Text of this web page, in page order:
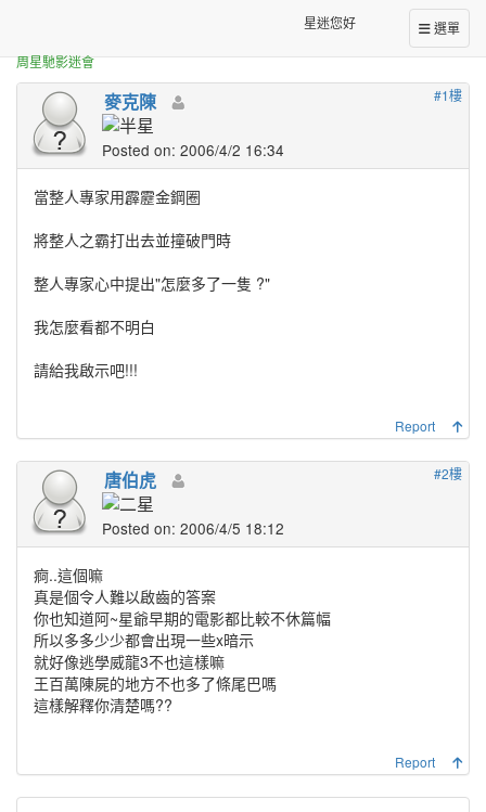
選單
星迷您好
周星馳影迷會
整蠱專家一問
#1樓
麥克陳
Posted on: 2006/4/2 16:34
當整人專家用霹靂金鋼圈
將整人之霸打出去並撞破門時
整人專家心中提出"怎麼多了一隻 ?"
我怎麼看都不明白
請給我啟示吧!!!
Report
#2樓
唐伯虎
Posted on: 2006/4/5 18:12
痾..這個嘛
真是個令人難以啟齒的答案
你也知道阿~星爺早期的電影都比較不休篇幅
所以多多少少都會出現一些x暗示
就好像逃學威龍3不也這樣嘛
王百萬陳屍的地方不也多了條尾巴嗎
這樣解釋你清楚嗎??
Report